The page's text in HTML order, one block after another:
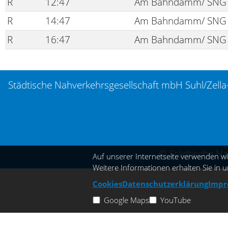
R
14:47
Am Bahndamm/ SNG
R
16:47 Am Bahndamm/ SNG
Städtische Nahverkehrsgesellschaft mbH Suhl/
© Städtische
Auf unserer Internetseite verwenden
Weitere Informationen erhalten Sie in
CookiesDatenschutzerklärung
Google Maps
YouTube